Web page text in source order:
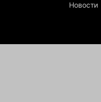
Новости